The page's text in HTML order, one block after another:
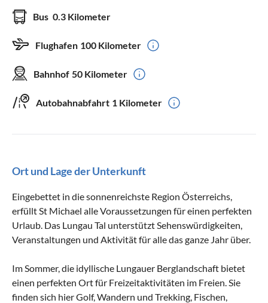
Bus 0.3 Kilometer
Flughafen 100 Kilometer
Bahnhof 50 Kilometer
Autobahnabfahrt 1 Kilometer
Ort und Lage der Unterkunft
Eingebettet in die sonnenreichste Region Österreichs,
erfüllt St Michael alle Voraussetzungen für einen perfekten
Urlaub. Das Lungau Tal unterstützt Sehenswürdigkeiten,
Veranstaltungen und Aktivität für alle das ganze Jahr über.
Im Sommer, die idyllische Lungauer Berglandschaft bietet
einen perfekten Ort für Freizeitaktivitäten im Freien. Sie
finden sich hier Golf, Wandern und Trekking, Fischen,